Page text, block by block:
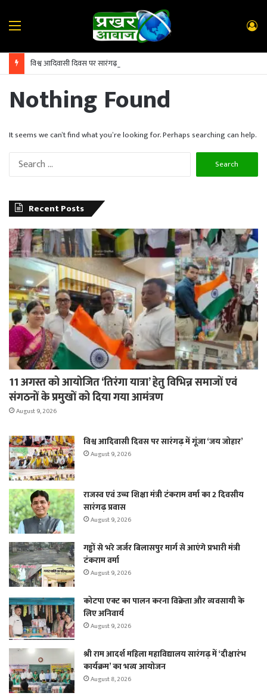
Menu
विश्व आदिवासी दिवस पर सारंगढ़ में गूंजा ‘जय जोहार’
Nothing Found
It seems we can’t find what you’re looking for. Perhaps searching can help.
Search
Recent Posts
11 अगस्त को आयोजित ‘तिरंगा यात्रा’ हेतु विभिन्न समाजों एवं
संगठनों के प्रमुखों को दिया गया आमंत्रण
August 9, 2026
विश्व आदिवासी दिवस पर सारंगढ़ में गूंजा ‘जय जोहार’
August 9, 2026
राजस्व एवं उच्च शिक्षा मंत्री टंकराम वर्मा का 2 दिवसीय
सारंगढ़ प्रवास
August 9, 2026
गड्ढों से भरे जर्जर बिलासपुर मार्ग से आएंगे प्रभारी मंत्री
टंकराम वर्मा
August 9, 2026
कोटपा एक्ट का पालन करना विक्रेता और व्यवसायी के
लिए अनिवार्य
August 9, 2026
श्री राम आदर्श महिला महाविद्यालय सारंगढ़ में ‘दीक्षारंभ
कार्यक्रम’ का भव्य आयोजन
August 8, 2026